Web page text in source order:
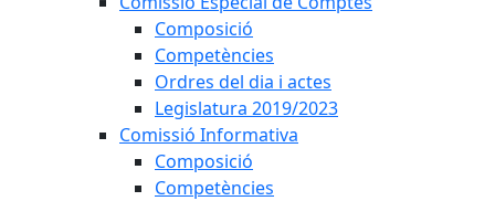
Composició
Competències
Ordres del dia i actes
Legislatura 2019/2023
Comissió Informativa
Composició
Competències